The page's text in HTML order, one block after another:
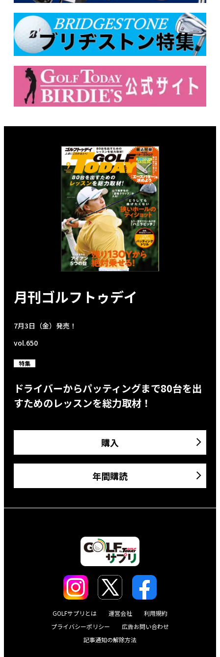
月刊ゴルフトゥデイ
7月3日（金）発売！
vol.650
特集
ドライバーからパッティングまで80台を出
すためのレッスンを総力取材！
購入
年間購読
GOLFサプリとは 運営会社
利用規約
プライバシーポリシー
広告お問い合わせ
記事通知の解除方法